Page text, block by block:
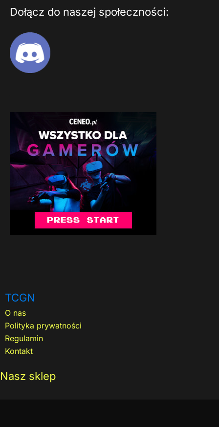
Dołącz do naszej społeczności:
TCGN
O nas
Polityka prywatności
Regulamin
Kontakt
Nasz sklep